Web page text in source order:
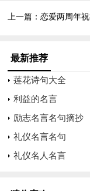
友跑就跑了（
上一篇：恋爱两周年
最新推荐
莲花诗句大全
利益的名言
励志名言名句摘抄
礼仪名言名句
礼仪名人名言